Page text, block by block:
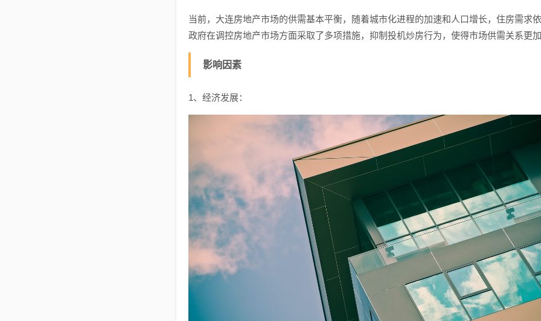
当前，大连房地产市场的供需基本平衡，随着城市化进程的加速和人口增长，住房需求
政府在调控房地产市场方面采取了多项措施，抑制投机炒房行为，使得市场供需关系更
影响因素
1、经济发展：